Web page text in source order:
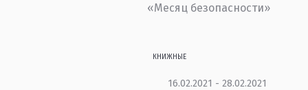
«Месяц безопасности»
КНИЖНЫЕ
16.02.2021 - 28.02.2021